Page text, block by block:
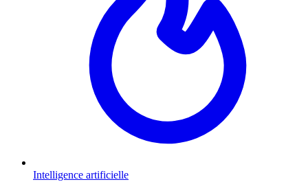
Intelligence artificielle